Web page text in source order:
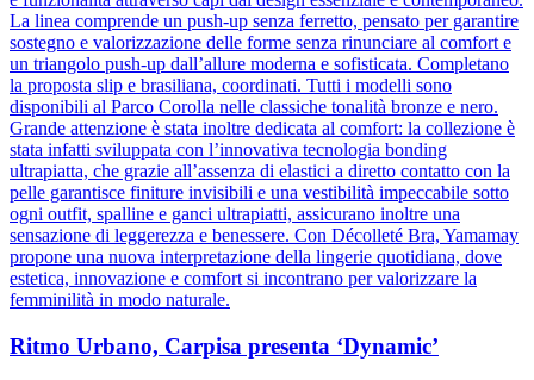
La linea comprende un push-up senza ferretto, pensato per garantire
sostegno e valorizzazione delle forme senza rinunciare al comfort e
un triangolo push-up dall’allure moderna e sofisticata. Completano
la proposta slip e brasiliana, coordinati. Tutti i modelli sono
disponibili al Parco Corolla nelle classiche tonalità bronze e nero.
Grande attenzione è stata inoltre dedicata al comfort: la collezione è
stata infatti sviluppata con l’innovativa tecnologia bonding
ultrapiatta, che grazie all’assenza di elastici a diretto contatto con la
pelle garantisce finiture invisibili e una vestibilità impeccabile sotto
ogni outfit, spalline e ganci ultrapiatti, assicurano inoltre una
sensazione di leggerezza e benessere. Con Décolleté Bra, Yamamay
propone una nuova interpretazione della lingerie quotidiana, dove
estetica, innovazione e comfort si incontrano per valorizzare la
femminilità in modo naturale.
Ritmo Urbano, Carpisa presenta ‘Dynamic’